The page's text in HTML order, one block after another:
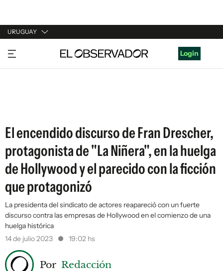
URUGUAY
URUGUAY
ARGENTINA
Login
El encendido discurso de Fran Drescher,
protagonista de "La Niñera", en la huelga
de Hollywood y el parecido con la ficción
que protagonizó
La presidenta del sindicato de actores reapareció con un fuerte
discurso contra las empresas de Hollywood en el comienzo de una
huelga histórica
14 de julio 2023
19:02 hs
Por Redacción